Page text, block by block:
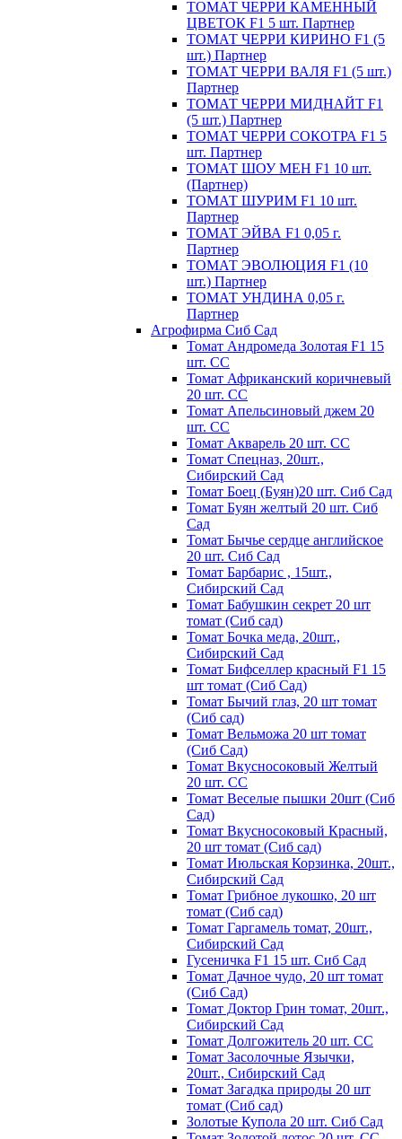
ТОМАТ ЧЕРРИ КАМЕННЫЙ
ЦВЕТОК F1 5 шт. Партнер
ТОМАТ ЧЕРРИ КИРИНО F1 (5
шт.) Партнер
ТОМАТ ЧЕРРИ ВАЛЯ F1 (5 шт.)
Партнер
ТОМАТ ЧЕРРИ МИДНАЙТ F1
(5 шт.) Партнер
ТОМАТ ЧЕРРИ СОКОТРА F1 5
шт. Партнер
ТОМАТ ШОУ МЕН F1 10 шт.
(Партнер)
ТОМАТ ШУРИМ F1 10 шт.
Партнер
ТОМАТ ЭЙВА F1 0,05 г.
Партнер
ТОМАТ ЭВОЛЮЦИЯ F1 (10
шт.) Партнер
ТОМАТ УНДИНА 0,05 г.
Партнер
Агрофирма Сиб Сад
Томат Андромеда Золотая F1 15
шт. СС
Томат Африканский коричневый
20 шт. СС
Томат Апельсиновый джем 20
шт. СС
Томат Акварель 20 шт. СС
Томат Спецназ, 20шт.,
Сибирский Сад
Томат Боец (Буян)20 шт. Сиб Сад
Томат Бyян жeлтый 20 шт. Сиб
Сaд
Томат Бычьe cepдцe aнглийcкoe
20 шт. Сиб Сaд
Томат Барбарис , 15шт.,
Сибирский Сад
Томат Бабушкин секрет 20 шт
томат (Сиб сад)
Томат Бочка меда, 20шт.,
Сибирский Сад
Томат Бифселлер красный F1 15
шт томат (Сиб Сад)
Томат Бычий глаз, 20 шт томат
(Сиб сад)
Томат Вельможа 20 шт томат
(Сиб Сад)
Томат Вкусносоковый Желтый
20 шт. СС
Томат Веселые пышки 20шт (Сиб
Сад)
Томат Вкусносоковый Красный,
20 шт томат (Сиб сад)
Томат Июльская Корзинка, 20шт.,
Сибирский Сад
Томат Грибное лукошко, 20 шт
томат (Сиб сад)
Томат Гаргамель томат, 20шт.,
Сибирский Сад
Гусеничка F1 15 шт. Сиб Сад
Томат Дачное чудо, 20 шт томат
(Сиб Сад)
Томат Доктор Грин томат, 20шт.,
Сибирский Сад
Томат Долгожитель 20 шт. СС
Томат Засолочные Язычки,
20шт., Сибирский Сад
Томат Загадка природы 20 шт
томат (Сиб сад)
Золотые Купола 20 шт. Сиб Сад